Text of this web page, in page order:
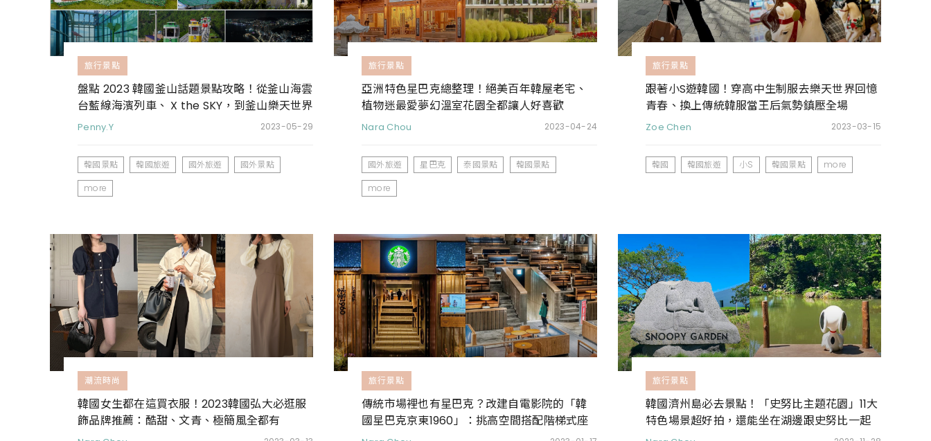
旅行景點
盤點 2023 韓國釜山話題景點攻略！從釜山海雲
台藍線海濱列車、 X the SKY，到釜山樂天世界
樂園，收下這包就對了
Penny.Y 2023-05-29
韓國景點 韓國旅遊 國外旅遊
國外景點
more
旅行景點
亞洲特色星巴克總整理！絕美百年韓屋老宅、
植物迷最愛夢幻溫室花園全都讓人好喜歡
Nara Chou 2023-04-24
國外旅遊 星巴克 泰國景點
韓國景點
more
旅行景點
跟著小S遊韓國！穿高中生制服去樂天世界回憶
青春、換上傳統韓服當王后氣勢鎮壓全場
Zoe Chen 2023-03-15
韓國 韓國旅遊 小S 韓國景點 more
潮流時尚
韓國女生都在這買衣服！2023韓國弘大必逛服
飾品牌推薦：酷甜、文青、極簡風全都有
旅行景點
傳統市場裡也有星巴克？改建自電影院的「韓
國星巴克京東1960」：挑高空間搭配階梯式座
位，隨便拍都美翻天
旅行景點
韓國濟州島必去景點！「史努比主題花園」11大
特色場景超好拍，還能坐在湖邊跟史努比一起
發呆放空